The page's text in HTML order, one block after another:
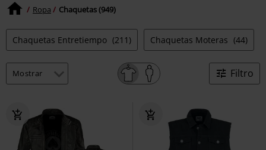
Ropa Chaquetas (949)
Chaquetas Entretiempo (211) Chaquetas Moteras (44)
Filtro